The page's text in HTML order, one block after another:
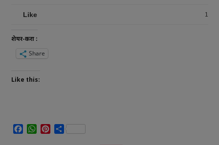
Like 1
शेयर-करा :
Share
Like this:
Facebook
WhatsApp
Pinterest
Share